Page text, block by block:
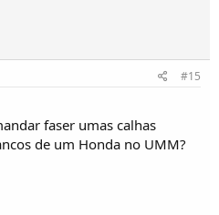
#15
faser umas calhas
de um Honda no UMM?